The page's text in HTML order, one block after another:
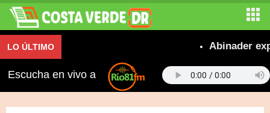
LO ÚLTIMO Abinader
Escucha en vivo a